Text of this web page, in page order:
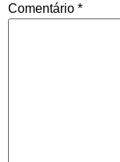
Comentário *